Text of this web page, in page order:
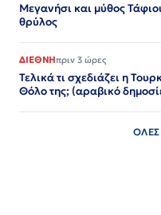
Μεγανήσι και μύθος
θρύλος
ΔΙΕΘΝΗπριν 3 ώρες
Τελικά τι σχεδιάζει η
Θόλο της; (αραβικό
ΟΛΕΣ